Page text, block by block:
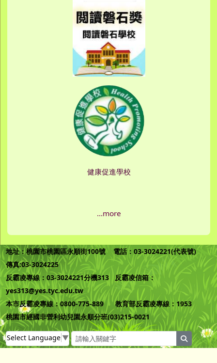
健康促進學校
...more
地址：桃園市桃園區永順街100號 電話：03-3024221(代表號)
傳真:03-3024225
反霸凌專線：03-3024221分機313 反霸凌信箱：
yes313@yes.tyc.edu.tw
本市反霸凌專線：0800-775-889 教育部反霸凌專線：1953
桃園市經國非營利幼兒園永順分班(03)215-0021
Select Language ▼ search